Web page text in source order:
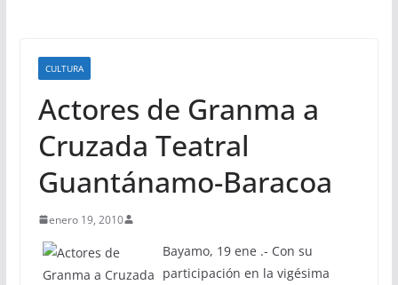
CULTURA
Actores de Granma a
Cruzada Teatral
Guantánamo-Baracoa
enero 19, 2010
Bayamo, 19 ene .- Con su
participación en la vigésima